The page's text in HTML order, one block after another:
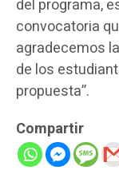
del programa,
convocatoria
agradecemos
de los
propuesta”.
Compartir